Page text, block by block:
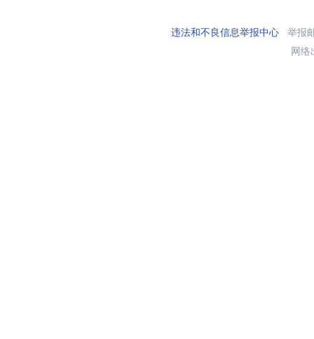
违法和不良信息举报中心举报
网